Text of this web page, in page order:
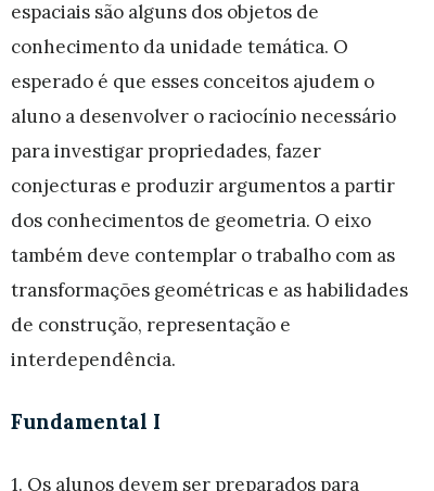
espaciais são alguns dos objetos de
conhecimento da unidade temática. O
esperado é que esses conceitos ajudem o
aluno a desenvolver o raciocínio necessário
para investigar propriedades, fazer
conjecturas e produzir argumentos a partir
dos conhecimentos de geometria. O eixo
também deve contemplar o trabalho com as
transformações geométricas e as habilidades
de construção, representação e
interdependência.
Fundamental I
1. Os alunos devem ser preparados para